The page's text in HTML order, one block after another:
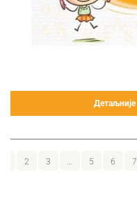
Детаљније
2 3 5 6 7